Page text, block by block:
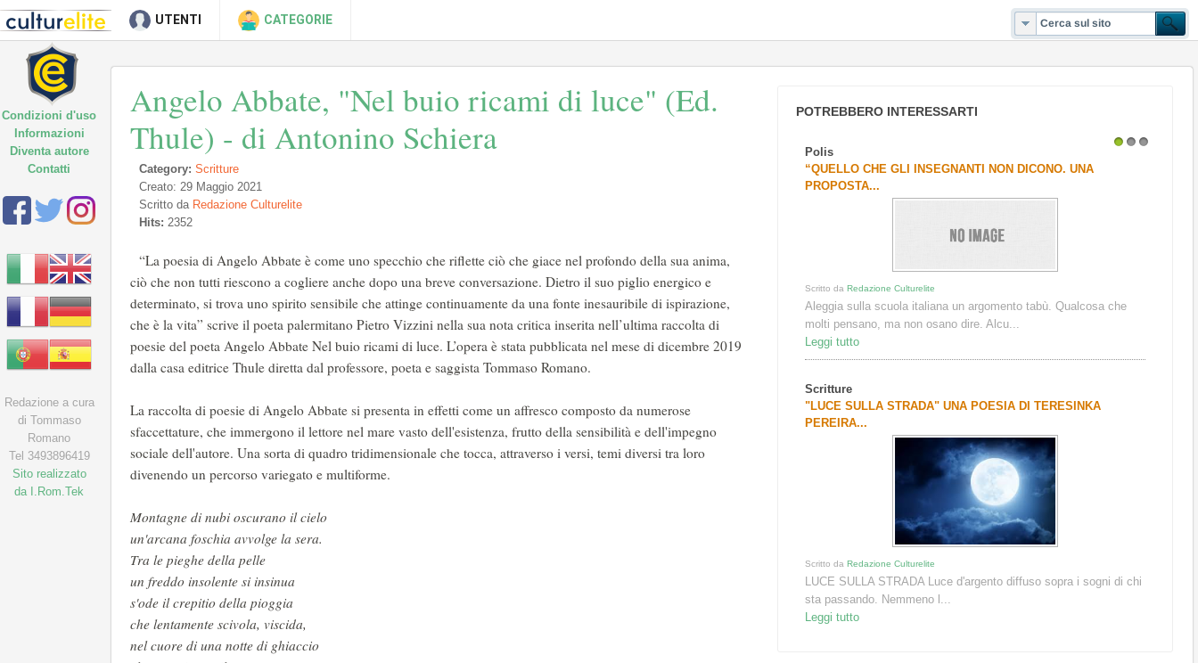
UTENTI CATEGORIE
Angelo Abbate, "Nel buio ricami di luce" (Ed.
Thule) - di Antonino Schiera
Category: Scritture
Creato: 29 Maggio 2021
Scritto da Redazione Culturelite
Hits: 2352
“La poesia di Angelo Abbate è come uno specchio che riflette ciò che giace nel profondo della sua anima,
ciò che non tutti riescono a cogliere anche dopo una breve conversazione. Dietro il suo piglio energico e
determinato, si trova uno spirito sensibile che attinge continuamente da una fonte inesauribile di ispirazione,
che è la vita” scrive il poeta palermitano Pietro Vizzini nella sua nota critica inserita nell’ultima raccolta di
poesie del poeta Angelo Abbate Nel buio ricami di luce. L’opera è stata pubblicata nel mese di dicembre 2019
dalla casa editrice Thule diretta dal professore, poeta e saggista Tommaso Romano.
La raccolta di poesie di Angelo Abbate si presenta in effetti come un affresco composto da numerose
sfaccettature, che immergono il lettore nel mare vasto dell'esistenza, frutto della sensibilità e dell'impegno
sociale dell'autore. Una sorta di quadro tridimensionale che tocca, attraverso i versi, temi diversi tra loro
divenendo un percorso variegato e multiforme.
Montagne di nubi oscurano il cielo
un'arcana foschia avvolge la sera.
Tra le pieghe della pelle
un freddo insolente si insinua
s'ode il crepitio della pioggia
che lentamente scivola, viscida,
nel cuore di una notte di ghiaccio
POTREBBERO INTERESSARTI
Polis
“QUELLO CHE GLI INSEGNANTI NON DICONO. UNA
PROPOSTA...
Scritto daRedazione Culturelite
Aleggia sulla scuola italiana un argomento tabù. Qualcosa che
molti pensano, ma non osano dire. Alcu...
Leggi tutto
Scritture
"LUCE SULLA STRADA" UNA POESIA DI TERESINKA
PEREIRA...
Scritto daRedazione Culturelite
LUCE SULLA STRADA Luce d'argento diffuso sopra i sogni di chi
sta passando. Nemmeno l...
Leggi tutto
Condizioni d'uso
Informazioni
Diventa autore
Contatti
Redazione a cura
di Tommaso
Romano
Tel 3493896419
Sito realizzato
da I.Rom.Tek